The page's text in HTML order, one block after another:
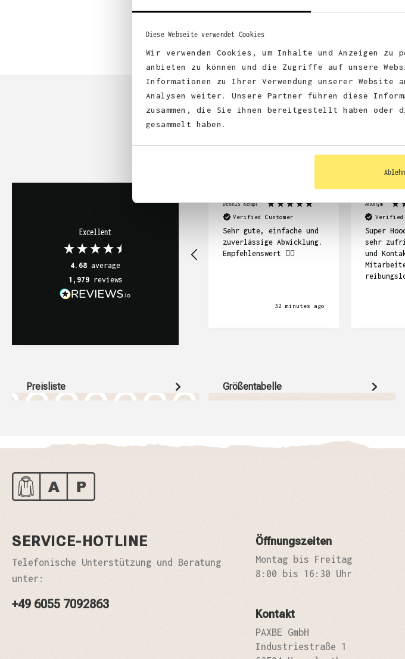
Diese Webseite verwendet Cookies
Wir verwenden Cookies, um Inhalte und Anzeigen
anbieten zu können und die Zugriffe auf unsere
Informationen zu Ihrer Verwendung unserer Website
Analysen weiter. Unsere Partner führen diese
zusammen, die Sie ihnen bereitgestellt haben oder
gesammelt haben.
KUNDEN
Excellent
4.68 average
1,979 reviews
Dennis Kempf
Verified Customer
Sehr gute, einfache und
zuverlässige Abwicklung.
Empfehlenswert ☝🏽
32 minutes ago
Anonym
Verified
Super
sehr
und
Preisliste Größentabelle
SERVICE-HOTLINE
Telefonische Unterstützung und Beratung
unter:
+49 6055 7092863
Öffnungszeiten
Montag bis Freitag
8:00 bis 16:30 Uhr
Kontakt
PAXBE GmbH
Industriestraße 1